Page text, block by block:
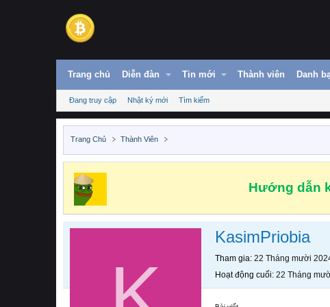
Trang chủ Diễn đàn Tin mới Thành viên Danh
Đang truy cập Nhật ký mới Tìm kiếm
Trang Chủ Thành Viên
Hướng dẫn
KasimPriobia
Tham gia 22 Tháng mười
Hoạt động cuối 22 Tháng